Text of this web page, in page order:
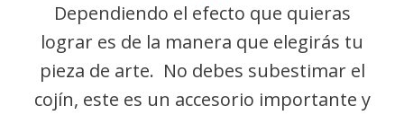
Dependiendo el efecto que quieras
lograr es de la manera que elegirás tu
pieza de arte. No debes subestimar el
cojín, este es un accesorio importante y